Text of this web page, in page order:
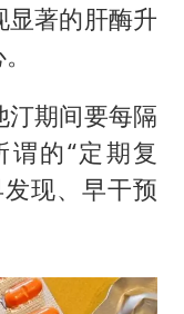
显著的肝酶升
期间要每隔
的“定期复
现、早干预